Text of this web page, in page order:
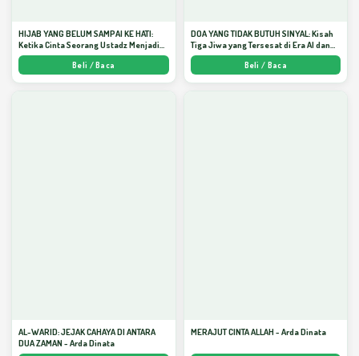
HIJAB YANG BELUM SAMPAI KE HATI:
Ketika Cinta Seorang Ustadz Menjadi
Cermin yang Paling Kejam - Arda
Beli / Baca
DOA YANG TIDAK BUTUH SINYAL: Kisah
Tiga Jiwa yang Tersesat di Era AI dan
Menemukan Jalan Pulang di Bulan
Ramadhan" - Arda Dinata
Beli / Baca
AL-WARID: JEJAK CAHAYA DI ANTARA
DUA ZAMAN - Arda Dinata
MERAJUT CINTA ALLAH - Arda Dinata